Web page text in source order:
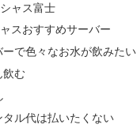
ャス富士
スおすすめサーバー
ーで色々なお水が飲みたい
飲む
ル代は払いたくない